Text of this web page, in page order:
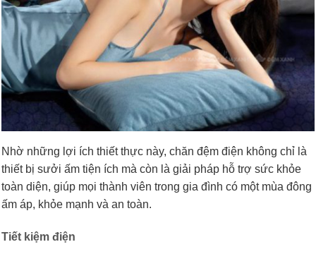
Nhờ những lợi ích thiết thực này, chăn đệm điện không chỉ là
thiết bị sưởi ấm tiện ích mà còn là giải pháp hỗ trợ sức khỏe
toàn diện, giúp mọi thành viên trong gia đình có một mùa đông
ấm áp, khỏe mạnh và an toàn.
Tiết kiệm điện